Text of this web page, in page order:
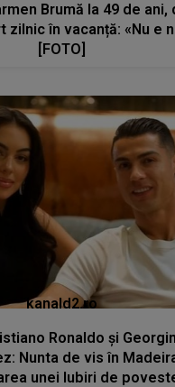
Brumă la 49 de ani,
zilnic în vacanță: «Nu e
[FOTO]
kanald2.ro
Ronaldo și
Nunta de vis în
unei Iubiri de